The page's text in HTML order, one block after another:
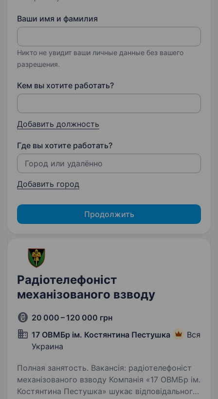
Ваши имя и фамилия
Никто не увидит ваши личные данные без вашего
разрешения.
Кем вы хотите работать?
Добавить должность
Где вы хотите работать?
Добавить город
Продолжить
Радіотелефоніст
механізованого взводу
20 000 – 120 000 грн
17 ОВМБр ім. Костянтина Пестушка
Вся
Украина
Полная занятость. Вакансія: радіотелефоніст
механізованого взводу Компанія «17 ОВМБр ім.
Костянтина Пестушка» шукає відповідального